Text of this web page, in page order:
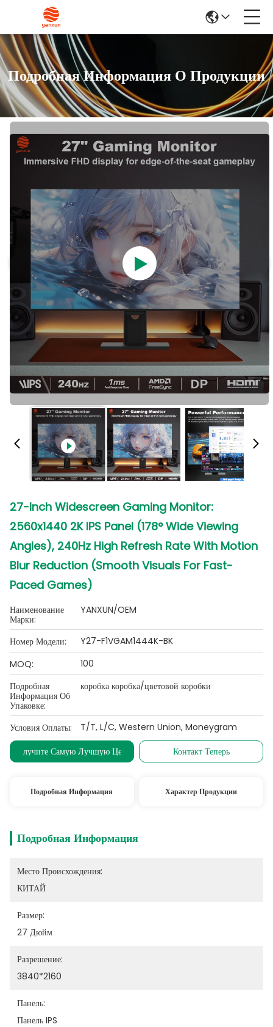
Подробная Информация О Продукции
27-Inch Widescreen Gaming Monitor:
2560x1440 2K IPS Panel (178° Wide Viewing
Angles), 240Hz High Refresh Rate With Motion
Blur Reduction (Smooth Visuals For Fast-
Paced Games)
Наименование
Марки:
YANXUN/OEM
Номер Модели:
Y27-F1VGAM1444K-BK
MOQ:
100
Подробная
Информация Об
Упаковке:
коробка коробка/цветовой коробки
Условия Оплаты:
T/T, L/C, Western Union, Moneygram
Получите Самую Лучшую Цену
Контакт Теперь
Подробная Информация Характер Продукции
Подробная Информация
Место Происхождения:
КИТАЙ
Размер:
27 Дюйм
Разрешение:
3840*2160
Панель:
Панель IPS